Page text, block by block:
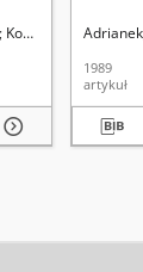
Kowalski Zdzisław.
1989
artykuł